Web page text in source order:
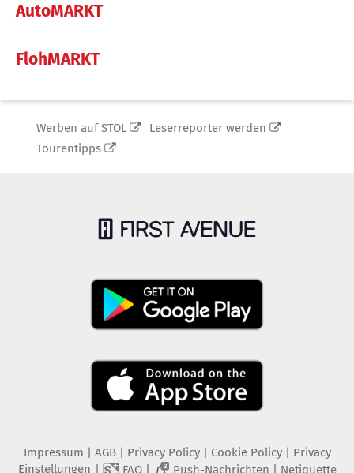
AutoMARKT
FlohMARKT
Werben auf STOL
Leserreporter werden
Tourentipps
Impressum | AGB | Privacy Policy| Cookie Policy| Privacy
Einstellungen | FAQ| 2 Push-Nachrichten | Netiquette